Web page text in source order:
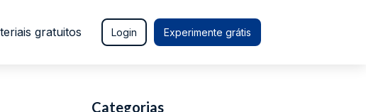
gratuitos Login Experimente grátis
Categorias